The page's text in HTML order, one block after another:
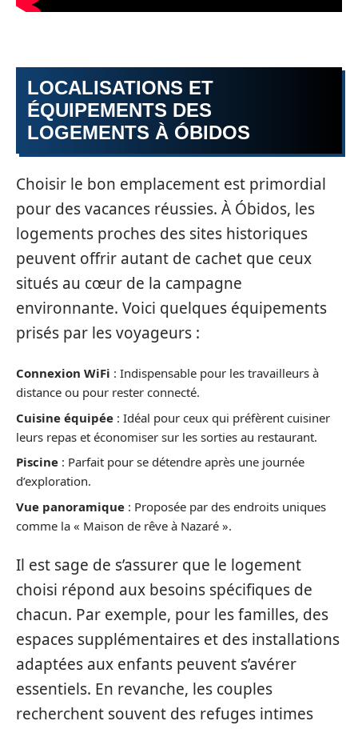
LOCALISATIONS ET
ÉQUIPEMENTS DES
LOGEMENTS À ÓBIDOS
Choisir le bon emplacement est primordial
pour des vacances réussies. À Óbidos, les
logements proches des sites historiques
peuvent offrir autant de cachet que ceux
situés au cœur de la campagne
environnante. Voici quelques équipements
prisés par les voyageurs :
Connexion WiFi : Indispensable pour les travailleurs à
distance ou pour rester connecté.
Cuisine équipée : Idéal pour ceux qui préfèrent cuisiner
leurs repas et économiser sur les sorties au restaurant.
Piscine : Parfait pour se détendre après une journée
d’exploration.
Vue panoramique : Proposée par des endroits uniques
comme la « Maison de rêve à Nazaré ».
Il est sage de s’assurer que le logement
choisi répond aux besoins spécifiques de
chacun. Par exemple, pour les familles, des
espaces supplémentaires et des installations
adaptées aux enfants peuvent s’avérer
essentiels. En revanche, les couples
recherchent souvent des refuges intimes